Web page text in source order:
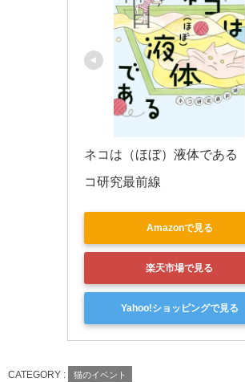
ネコは（ほぼ）液体である
コ研究最前線
Amazonで見る
楽天市場で見る
Yahoo!ショッピングで見る
CATEGORY : 猫のイベント